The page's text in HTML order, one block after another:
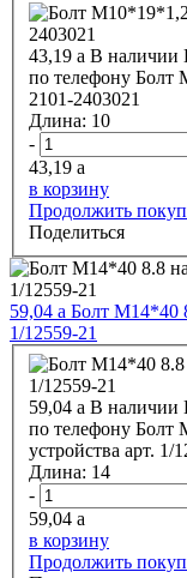
43,19 a В наличии
по телефону Болт
2101-2403021
Длина: 10
-
43,19 a
в корзину
Продолжить
Поделиться
59,04 a Болт М14*40
1/12559-21
59,04 a В наличии
по телефону Болт
устройства
Длина: 14
-
59,04 a
в корзину
Продолжить